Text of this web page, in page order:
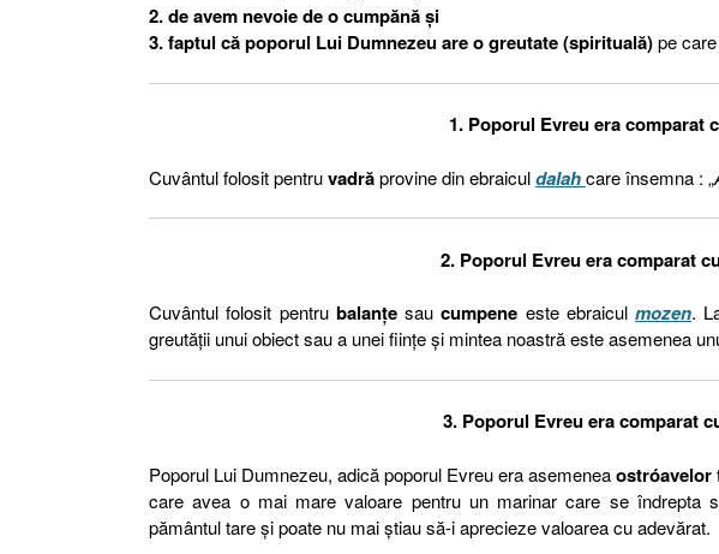
2. de avem nevoie de o cumpănă și
3. faptul că poporul Lui Dumnezeu are o greutate (spirituală)pe
1. Poporul Evreu era comparat
Cuvântul folosit pentruvadrăprovine din ebraiculdalahcare însemna : „
2. Poporul Evreu era comparat
Cuvântul folosit pentru balanțesaucumpene este ebraiculmozen.
greutății unui obiect sau a unei ființe și mintea noastră este asemenea
3. Poporul Evreu era comparat
Poporul Lui Dumnezeu, adică poporul Evreu era asemeneaostróavelor
care avea o mai mare valoare pentru un marinar care se îndrepta
pământul tare și poate nu mai știau să-i aprecieze valoarea cu adevărat.